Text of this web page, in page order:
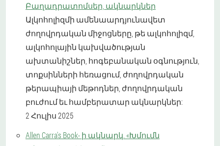
Բաղադրատոմսեր, ակնարկներ
Ալկոհոլիզմի ամենաարդյունավետ
ժողովրդական միջոցները, թե ալկոհոլիզմ,
ալկոհոլային կախվածության
ախտանիշներ, հոգեբանական օգնություն,
տոքսինների հեռացում, ժողովրդական
թերապիայի մեթոդներ, ժողովրդական
բուժում եւ համբերատար ակնարկներ:
2 Հուլիս 2025
Allen Carra's Book- ի ակնարկ. «Խմումն